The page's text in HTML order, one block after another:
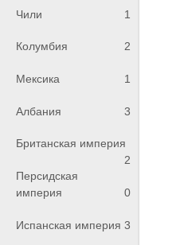
Чили 1
Колумбия 2
Мексика 1
Албания 3
Британская империя
2
Персидская
империя
0
Испанская империя 3